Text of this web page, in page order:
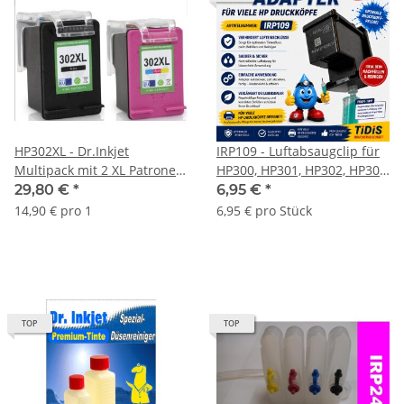
HP302XL - Dr.Inkjet
Multipack mit 2 XL Patronen
- ersetzt die F6U67AE &
F6U68AE
29,80 € *
14,90 € pro 1
IRP109 - Luftabsaugclip für
HP300, HP301, HP302, HP303,
HP304, HP305 Black und
Color Druckerpatronen
6,95 € *
6,95 € pro Stück
TOP TOP